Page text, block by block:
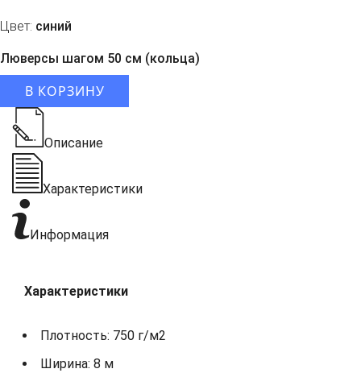
Цвет: синий
Люверсы шагом 50 см (кольца)
В КОРЗИНУ
Описание
Характеристики
Информация
Характеристики
Плотность: 750 г/м2
Ширина: 8 м